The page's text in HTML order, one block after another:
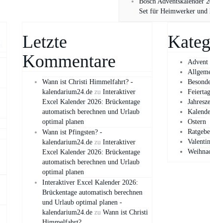
Set für Heimwerker und
Letzte
Kommentare
Wann ist Christi Himmelfahrt? -
kalendarium24.de zu Interaktiver
Excel Kalender 2026: Brückentage
automatisch berechnen und Urlaub
optimal planen
Wann ist Pfingsten? -
kalendarium24.de zu Interaktiver
Excel Kalender 2026: Brückentage
automatisch berechnen und Urlaub
optimal planen
Interaktiver Excel Kalender 2026:
Brückentage automatisch berechnen
und Urlaub optimal planen -
kalendarium24.de zu Wann ist Christi
Advent
Ostern